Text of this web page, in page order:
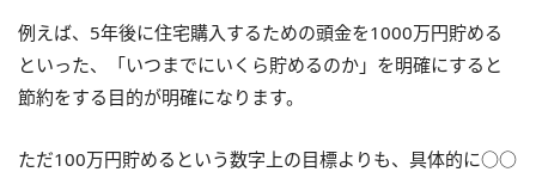
例えば、5年後に住宅購入するための頭金を1000万円貯める
といった、「いつまでにいくら貯めるのか」を明確にすると
節約をする目的が明確になります。
ただ100万円貯めるという数字上の目標よりも、具体的に○○